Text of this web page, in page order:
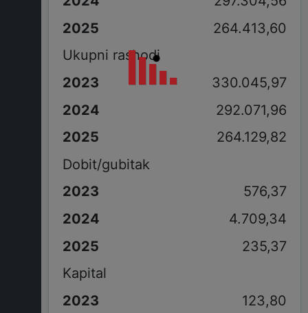
264.413,60
Ukupni rashodi
330.045,97
292.071,96
264.129,82
Dobit/gubitak
576,37
4.709,34
235,37
Kapital
123,80